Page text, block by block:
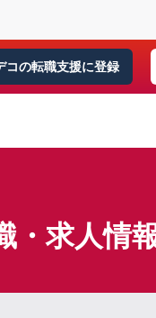
コの転職支援に登録
・求人情